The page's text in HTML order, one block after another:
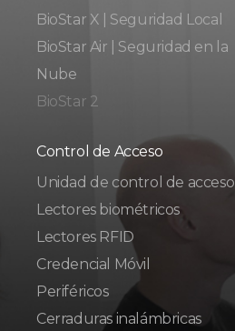
BioStar X | Seguridad Local
BioStar Air | Seguridad en la
Nube
BioStar 2
Control de Acceso
Unidad de control de acceso
Lectores biométricos
Lectores RFID
Credencial Móvil
Periféricos
Cerraduras inalámbricas